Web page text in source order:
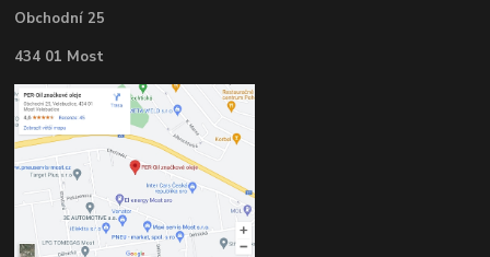
Obchodní 25
434 01 Most